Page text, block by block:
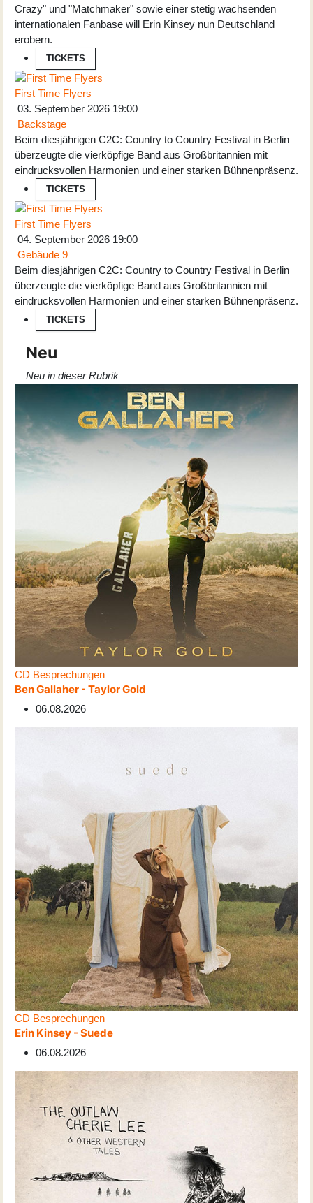
Crazy" und "Matchmaker" sowie einer stetig wachsenden
internationalen Fanbase will Erin Kinsey nun Deutschland
erobern.
TICKETS
First Time Flyers
03. September 2026 19:00
Backstage
Beim diesjährigen C2C: Country to Country Festival in Berlin
überzeugte die vierköpfige Band aus Großbritannien mit
eindrucksvollen Harmonien und einer starken Bühnenpräsenz.
TICKETS
First Time Flyers
04. September 2026 19:00
Gebäude 9
Beim diesjährigen C2C: Country to Country Festival in Berlin
überzeugte die vierköpfige Band aus Großbritannien mit
eindrucksvollen Harmonien und einer starken Bühnenpräsenz.
TICKETS
Neu
Neu in dieser Rubrik
CD Besprechungen
Ben Gallaher - Taylor Gold
06.08.2026
CD Besprechungen
Erin Kinsey - Suede
06.08.2026